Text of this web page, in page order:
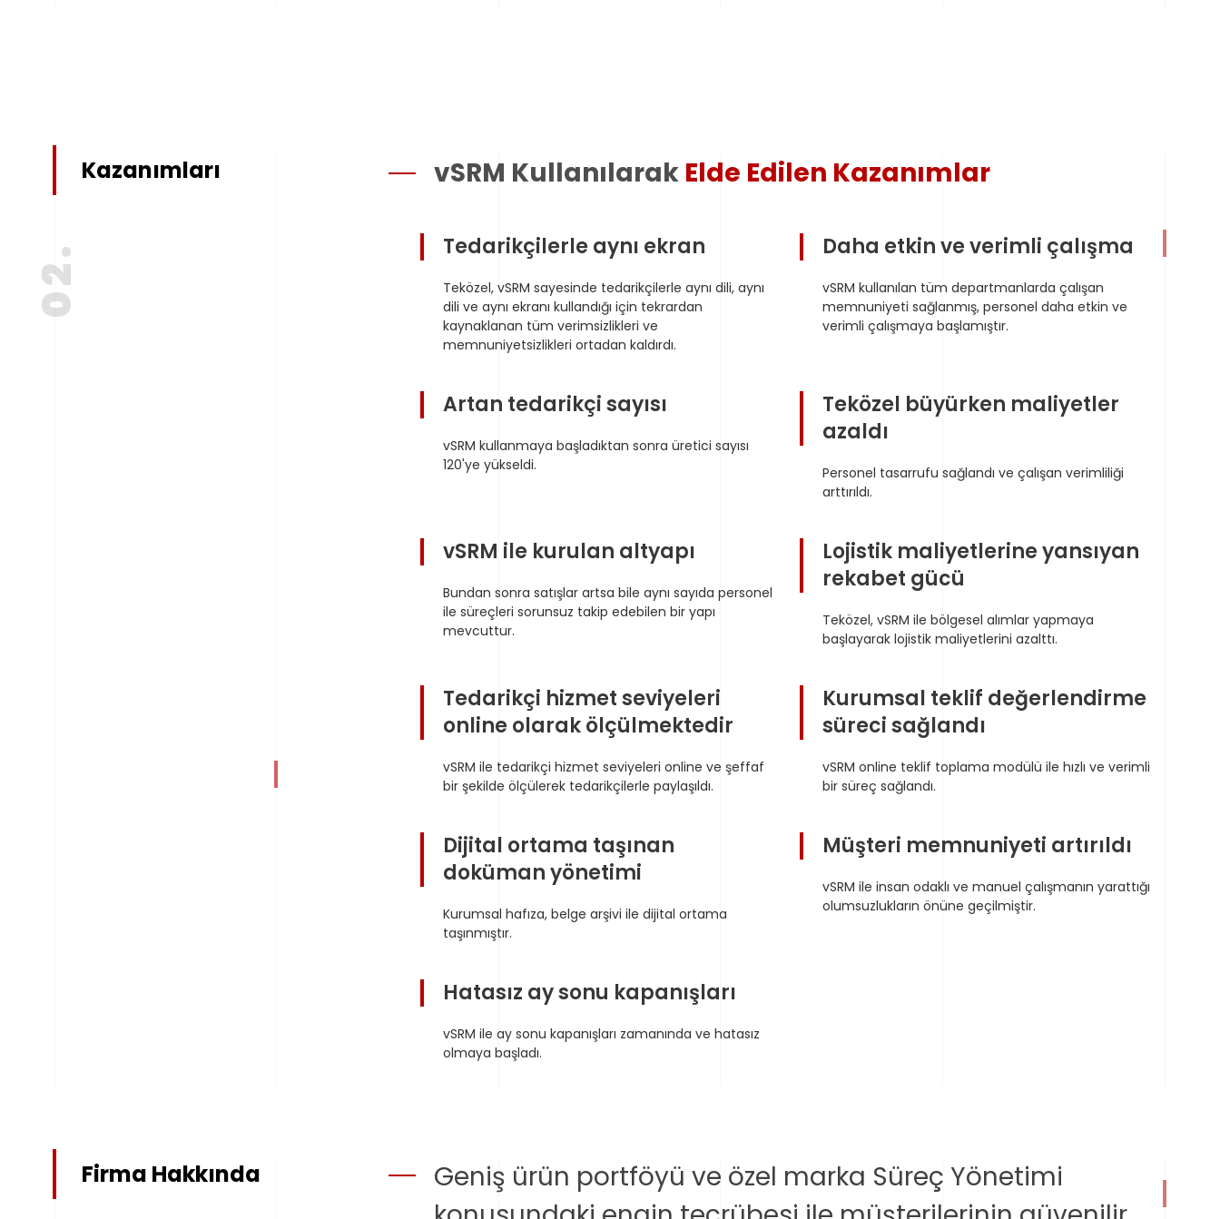
Kazanımları
02.
vSRM Kullanılarak Elde Edilen Kazanımlar
Tedarikçilerle aynı ekran
Teközel, vSRM sayesinde tedarikçilerle aynı dili, aynı
dili ve aynı ekranı kullandığı için tekrardan
kaynaklanan tüm verimsizlikleri ve
memnuniyetsizlikleri ortadan kaldırdı.
Daha etkin ve verimli çalışma
vSRM kullanılan tüm departmanlarda çalışan
memnuniyeti sağlanmış, personel daha etkin ve
verimli çalışmaya başlamıştır.
Artan tedarikçi sayısı
vSRM kullanmaya başladıktan sonra üretici sayısı
120'ye yükseldi.
Teközel büyürken maliyetler
azaldı
Personel tasarrufu sağlandı ve çalışan verimliliği
arttırıldı.
vSRM ile kurulan altyapı
Bundan sonra satışlar artsa bile aynı sayıda personel
ile süreçleri sorunsuz takip edebilen bir yapı
mevcuttur.
Lojistik maliyetlerine yansıyan
rekabet gücü
Teközel, vSRM ile bölgesel alımlar yapmaya
başlayarak lojistik maliyetlerini azalttı.
Tedarikçi hizmet seviyeleri
online olarak ölçülmektedir
vSRM ile tedarikçi hizmet seviyeleri online ve şeffaf
bir şekilde ölçülerek tedarikçilerle paylaşıldı.
Kurumsal teklif değerlendirme
süreci sağlandı
vSRM online teklif toplama modülü ile hızlı ve verimli
bir süreç sağlandı.
Dijital ortama taşınan
doküman yönetimi
Kurumsal hafıza, belge arşivi ile dijital ortama
taşınmıştır.
Müşteri memnuniyeti artırıldı
vSRM ile insan odaklı ve manuel çalışmanın yarattığı
olumsuzlukların önüne geçilmiştir.
Hatasız ay sonu kapanışları
vSRM ile ay sonu kapanışları zamanında ve hatasız
olmaya başladı.
Firma Hakkında
Geniş ürün portföyü ve özel marka Süreç Yönetimi